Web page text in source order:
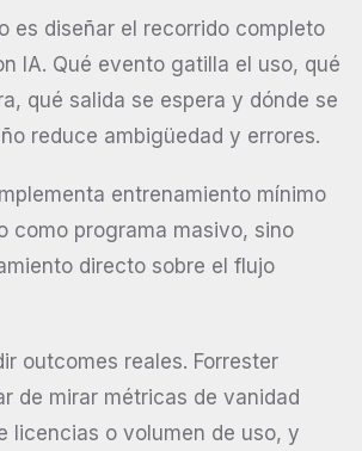
es diseñar el recorrido completo
IA. Qué evento gatilla el uso, qué
qué salida se espera y dónde se
reduce ambigüedad y errores.
entrenamiento mínimo
como programa masivo, sino
directo sobre el flujo
outcomes reales. Forrester
de mirar métricas de vanidad
licencias o volumen de uso, y